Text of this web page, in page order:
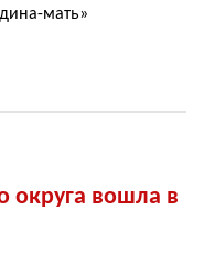
мать»
округа вошла в